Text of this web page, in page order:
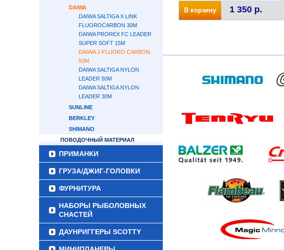
DAIWA
DAIWA SALTIGA X LINK
FLUOROCARBON 30М
DAIWA PROREX FC LEADER
SUPER SOFT 15M
DAIWA J-FLUORO CARBON
50M
DAIWA SALTIGA NYLON
LEADER 50М
DAIWA SALTIGA NYLON
LEADER 30М
SUNLINE
BERKLEY
SHIMANO
ПОВОДОЧНЫЙ МАТЕРИАЛ
ПРИМАНКИ
ГРУЗА/ДЖИГ-ГОЛОВКИ
ФУРНИТУРА
НАБОРЫ РЫБОЛОВНЫХ
СНАСТЕЙ
ДАУНРИГГЕРЫ SCOTTY
В корзину 1 350 р.